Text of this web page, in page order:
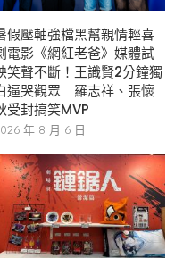
假壓軸強檔黑幫親情輕喜
電影《網紅老爸》媒體試
笑聲不斷！王識賢2分鐘獨
逼哭觀眾 羅志祥、張懷
受封搞笑MVP
年 8 月 6 日